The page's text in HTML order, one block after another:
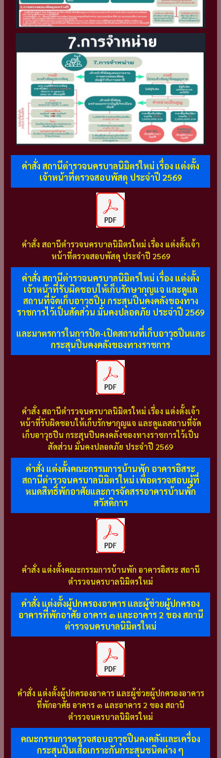
คำสั่ง สถานีตำรวจนครบาลนิมิตรใหม่ เรื่อง แต่งตั้ง
เจ้าหน้าที่ตรวจสอบพัสดุ ประจำปี 2569
คำสั่ง สถานีตำรวจนครบาลนิมิตรใหม่ เรื่อง แต่งตั้งเจ้า
หน้าที่ตรวจสอบพัสดุ ประจำปี 2569
คำสั่ง สถานีตำรวจนครบาลนิมิตรใหม่ เรื่อง แต่งตั้ง
เจ้าหน้าที่รับผิดชอบให้เก็บรักษากุญแจ และดูแล
สถานที่จัดเก็บอาวุธปืน กระสุนปืนคงคลังของทาง
ราชการไว้เป็นสัดส่วน มั่นคงปลอดภัย ประจำปี 2569
และมาตรการในการปิด-เปิดสถานที่เก็บอาวุธปืนและ
กระสุนปืนคงคลังของทางราชการ
คำสั่ง สถานีตำรวจนครบาลนิมิตรใหม่ เรื่อง แต่งตั้งเจ้า
หน้าที่รับผิดชอบให้เก็บรักษากุญแจ และดูแลสถานที่จัด
เก็บอาวุธปืน กระสุนปืนคงคลังของทางราชการไว้เป็น
สัดส่วน มั่นคงปลอดภัย ประจำปี 2569
คำสั่ง แต่งตั้งคณะกรรมการบ้านพัก อาคารอิสระ
สถานีตำรวจนครบาลนิมิตรใหม่ เพื่อตรวจสอบผู้ที่
หมดสิทธิ์พักอาศัยและการจัดสรรอาคารบ้านพัก
สวัสดิการ
คำสั่ง แต่งตั้งคณะกรรมการบ้านพัก อาคารอิสระ สถานี
ตำรวจนครบาลนิมิตรใหม่
คำสั่ง แต่งตั้งผู้ปกครองอาคาร และผู้ช่วยผู้ปกครอง
อาคารที่พักอาศัย อาคาร ๑ และอาคาร 2 ของ สถานี
ตำรวจนครบาลนิมิตรใหม่
คำสั่ง แต่งตั้งผู้ปกครองอาคาร และผู้ช่วยผู้ปกครองอาคาร
ที่พักอาศัย อาคาร ๑ และอาคาร 2 ของ สถานี
ตำรวจนครบาลนิมิตรใหม่
คณะกรรมการตรวจสอบอาวุธปืนคงคลังและเครื่อง
กระสุนปืนเสื้อเกราะกันกระสุนชนิดต่าง ๆ